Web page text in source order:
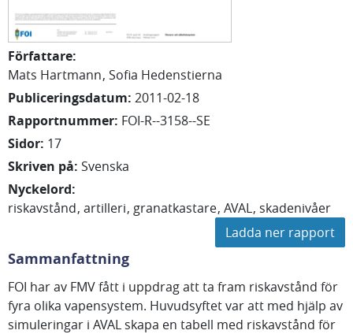
Författare:
Mats Hartmann Sofia Hedenstierna
Publiceringsdatum: 2011-02-18
Rapportnummer: FOI-R--3158--SE
Sidor: 17
Skriven på: Svenska
Nyckelord:
riskavstånd artilleri granatkastare AVAL skadenivåer
Ladda ner rapport
Sammanfattning
FOI har av FMV fått i uppdrag att ta fram riskavstånd för
fyra olika vapensystem. Huvudsyftet var att med hjälp av
simuleringar i AVAL skapa en tabell med riskavstånd för